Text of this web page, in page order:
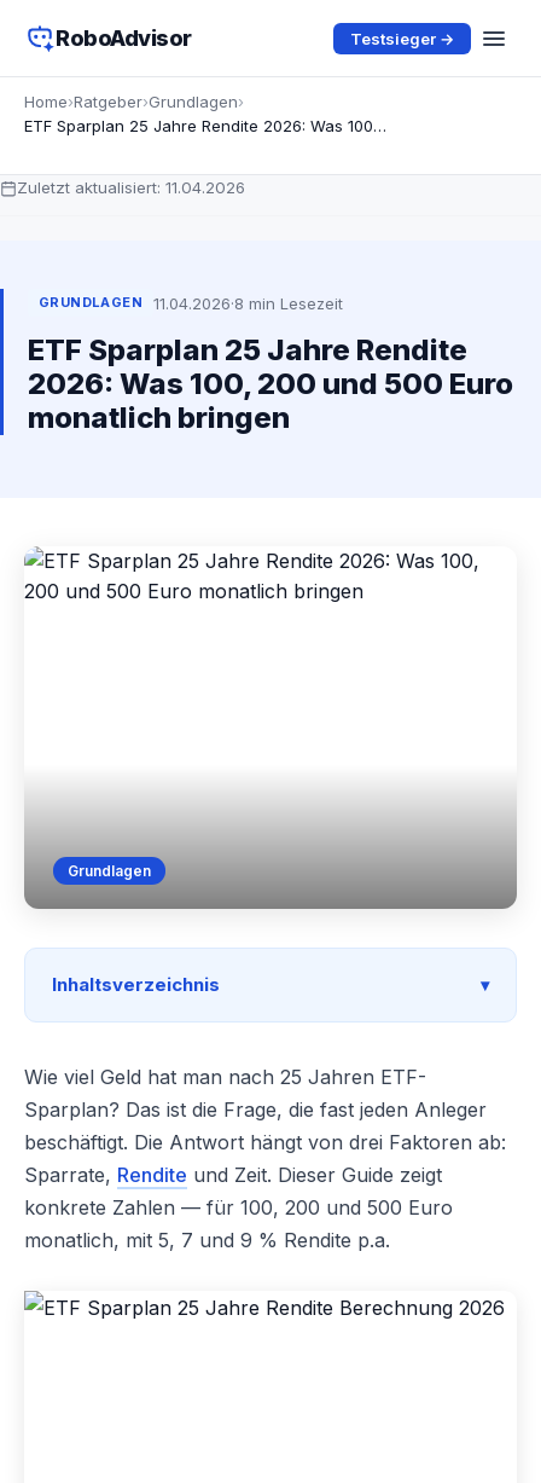
RoboAdvisor Testsieger →
Home›Ratgeber›Grundlagen›
ETF Sparplan 25 Jahre Rendite 2026: Was 100, 200 und 500 Euro monatlich bringen
Zuletzt aktualisiert: 11.04.2026
GRUNDLAGEN 11.04.2026·8 min Lesezeit
ETF Sparplan 25 Jahre Rendite
2026: Was 100, 200 und 500 Euro
monatlich bringen
Grundlagen
Inhaltsverzeichnis
Wie viel Geld hat man nach 25 Jahren ETF-
Sparplan? Das ist die Frage, die fast jeden Anleger
beschäftigt. Die Antwort hängt von drei Faktoren ab:
Sparrate, Rendite und Zeit. Dieser Guide zeigt
konkrete Zahlen — für 100, 200 und 500 Euro
monatlich, mit 5, 7 und 9 % Rendite p.a.